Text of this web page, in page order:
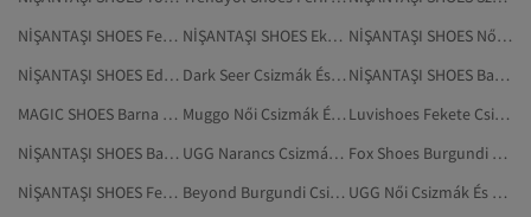
NİŞANTAŞI SHOES Fehér Cipő
NİŞANTAŞI SHOES Ekrü Cipő
NİŞANTAŞI SHOES Női Edzőcipő
NİŞANTAŞI SHOES Edzőcipők
Dark Seer Csizmák És Magas Szárú Csizmák
NİŞANTAŞI SHOES Barna Cipő
MAGIC SHOES Barna Csizmák És Magas Szárú Csizmák
Muggo Női Csizmák És Magas Szárú Csizmák
Luvishoes Fekete Csizmák És Magas Szárú Csizmák
NİŞANTAŞI SHOES Barna Cipők
UGG Narancs Csizmák És Magas Szárú Csizmák
Fox Shoes Burgundi Csizmák És Magas Szárú Csizmák
NİŞANTAŞI SHOES Fehér Tűsarkúk
Beyond Burgundi Csizmák És Magas Szárú Csizmák
UGG Női Csizmák És Magas Szárú Csizmák